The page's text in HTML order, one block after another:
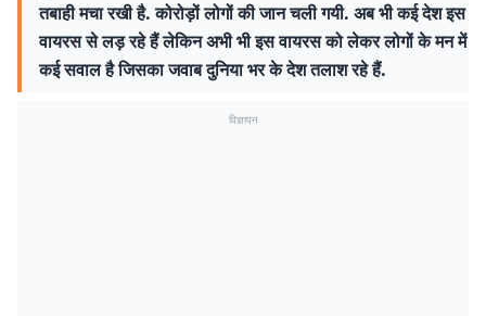
तबाही मचा रखी है. कोरोड़ों लोगों की जान चली गयी. अब भी कई देश इस
वायरस से लड़ रहे हैं लेकिन अभी भी इस वायरस को लेकर लोगों के मन में
कई सवाल है जिसका जवाब दुनिया भर के देश तलाश रहे हैं.
विज्ञापन